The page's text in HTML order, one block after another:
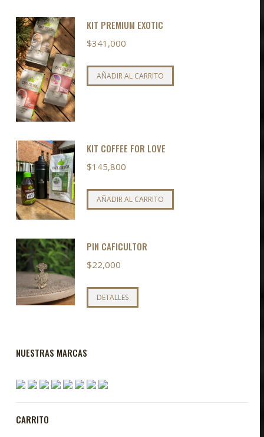
KIT PREMIUM EXOTIC
$341,000
AÑADIR AL CARRITO
KIT COFFEE FOR LOVE
$145,800
AÑADIR AL CARRITO
PIN CAFICULTOR
$22,000
DETALLES
NUESTRAS MARCAS
CARRITO